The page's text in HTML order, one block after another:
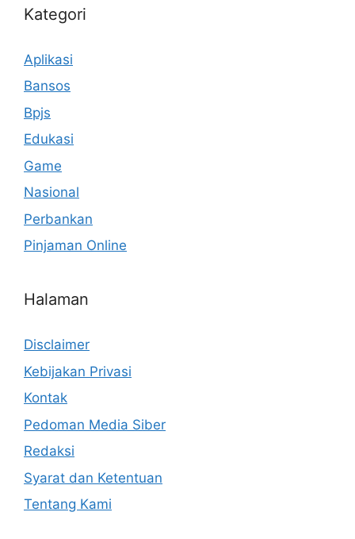
Kategori
Aplikasi
Bansos
Bpjs
Edukasi
Game
Nasional
Perbankan
Pinjaman Online
Halaman
Disclaimer
Kebijakan Privasi
Kontak
Pedoman Media Siber
Redaksi
Syarat dan Ketentuan
Tentang Kami